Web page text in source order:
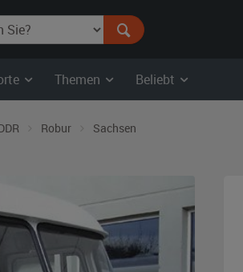
Themen Beliebt
Robur Sachsen